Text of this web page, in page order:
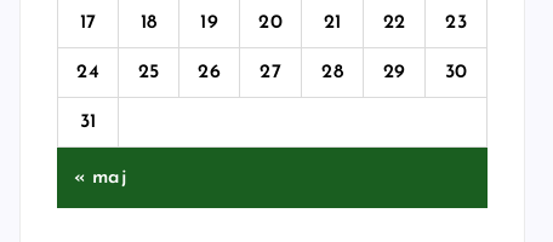
17 18 19 20 21 22 23
24 25 26 27 28 29 30
31
« maj